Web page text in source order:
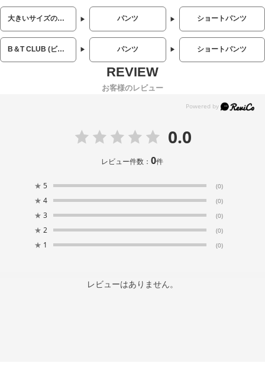
大きいサイズのメンズ服 パンツ ショートパンツ
B＆T CLUB (ビーアンドティークラブ) パンツ ショートパンツ
お客様のレビュー
0.0
レビュー件数：0件
★ 5 (0)
★ 4 (0)
★ 3 (0)
★ 2 (0)
★ 1 (0)
レビューはありません。